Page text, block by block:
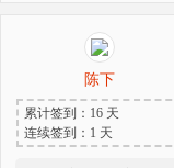
陈下
累计签到：16 天
连续签到：1 天